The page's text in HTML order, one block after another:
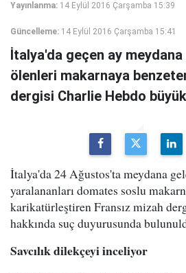
Yayınlanma: 14 Eylül 2016 Çarşamba 15:39
Güncelleme: 14 Eylül 2016 Çarşamba 15:41
İtalya'da geçen ay
ölenleri makarnaya
dergisi Charlie Hebdo
İtalya'da 24 Ağustos'ta meydana
yaralananları domates soslu
karikatürleştiren Fransız mizah
hakkında suç duyurusunda
Savcılık dilekçeyi inceliyor